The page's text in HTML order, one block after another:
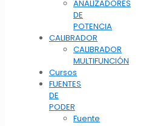
ANALIZADORES
DE
POTENCIA
CALIBRADOR
CALIBRADOR
MULTIFUNCIÓN
Cursos
FUENTES
DE
PODER
Fuente